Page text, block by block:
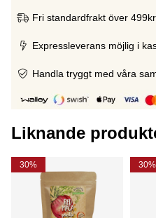
Fri standardfrakt över 499kr
Expressleverans möjlig i
Handla tryggt med våra
Liknande
30% 30%